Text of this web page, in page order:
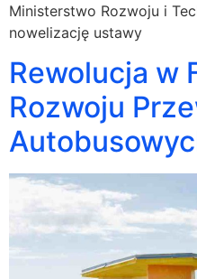
Ministerstwo Rozwoju i
nowelizację ustawy
Rewolucja w
Rozwoju